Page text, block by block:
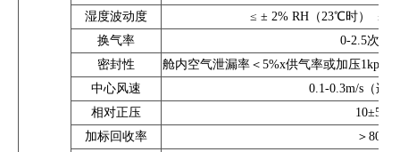
湿度波动度
≤ ± 2% RH（23℃时）
≤ ±
换气率
0-2.5次/小
密封性
舱内空气泄漏率＜5%x供气率或加压1kpa
中心风速
0.1-0.3m/s（连
相对正压
10±5pa
加标回收率
＞80%